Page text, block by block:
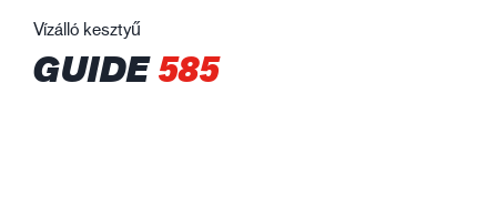
Vízálló kesztyű
GUIDE585